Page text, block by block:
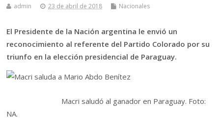
admin 23 de abril de 2018 Nacionales
El Presidente de la Nación argentina le envió un
reconocimiento al referente del Partido Colorado por su
triunfo en la elección presidencial de Paraguay.
Macri saludó al ganador en Paraguay. Foto:
NA.